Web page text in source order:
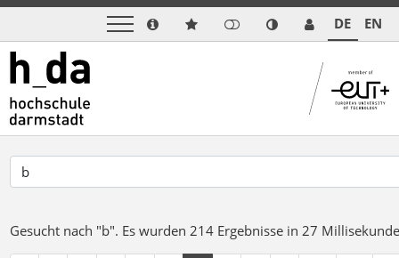
DE EN
Gesucht nach "b". Es wurden 214 Ergebnisse in 27